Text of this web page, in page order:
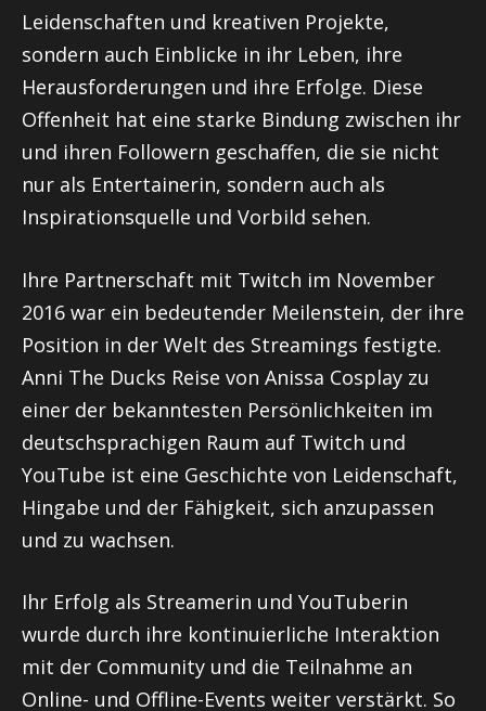
Leidenschaften und kreativen Projekte,
sondern auch Einblicke in ihr Leben, ihre
Herausforderungen und ihre Erfolge. Diese
Offenheit hat eine starke Bindung zwischen ihr
und ihren Followern geschaffen, die sie nicht
nur als Entertainerin, sondern auch als
Inspirationsquelle und Vorbild sehen.
Ihre Partnerschaft mit Twitch im November
2016 war ein bedeutender Meilenstein, der ihre
Position in der Welt des Streamings festigte.
Anni The Ducks Reise von Anissa Cosplay zu
einer der bekanntesten Persönlichkeiten im
deutschsprachigen Raum auf Twitch und
YouTube ist eine Geschichte von Leidenschaft,
Hingabe und der Fähigkeit, sich anzupassen
und zu wachsen.
Ihr Erfolg als Streamerin und YouTuberin
wurde durch ihre kontinuierliche Interaktion
mit der Community und die Teilnahme an
Online- und Offline-Events weiter verstärkt. So